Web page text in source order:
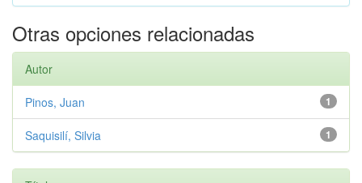
Otras opciones relacionadas
Autor
1
Pinos, Juan
1
Saquisilí, Silvia